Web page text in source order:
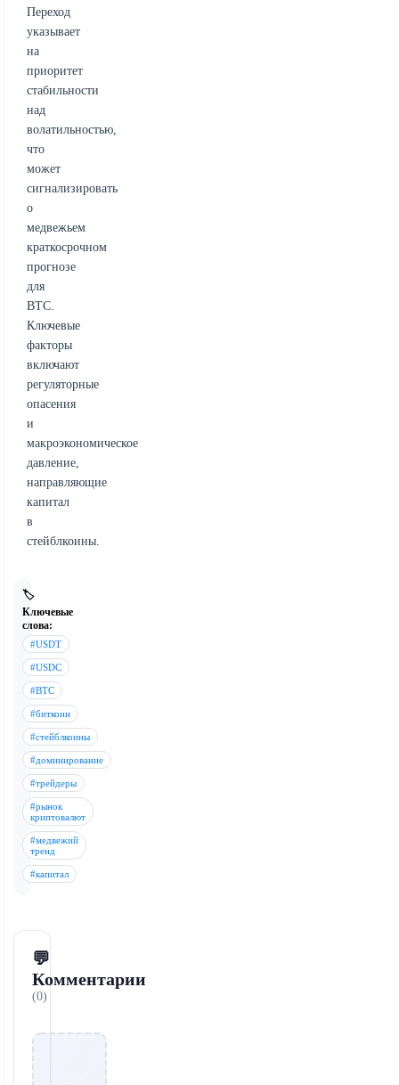
Переход
указывает
на
приоритет
стабильности
над
волатильностью,
что
может
сигнализировать
о
медвежьем
краткосрочном
прогнозе
для
BTC.
Ключевые
факторы
включают
регуляторные
опасения
и
макроэкономическое
давление,
направляющие
капитал
в
стейблкоины.
🏷️
Ключевые
слова:
#USDT
#USDC
#BTC
#биткоин
#стейблкоины
#доминирование
#трейдеры
#рынок
криптовалют
#медвежий
тренд
#капитал
💬
Комментарии
(0)